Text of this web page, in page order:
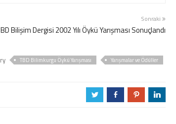
Sonraki
Bilişim Dergisi 2002 Yılı Öykü Yarışması Sonuçlandı
TBD Bilimkurgu Öykü Yarışması Yarışmalar ve Ödüller
a b d j